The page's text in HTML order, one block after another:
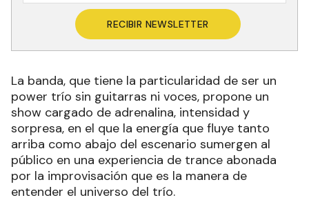
RECIBIR NEWSLETTER
La banda, que tiene la particularidad de ser un
power trío sin guitarras ni voces, propone un
show cargado de adrenalina, intensidad y
sorpresa, en el que la energía que fluye tanto
arriba como abajo del escenario sumergen al
público en una experiencia de trance abonada
por la improvisación que es la manera de
entender el universo del trío.